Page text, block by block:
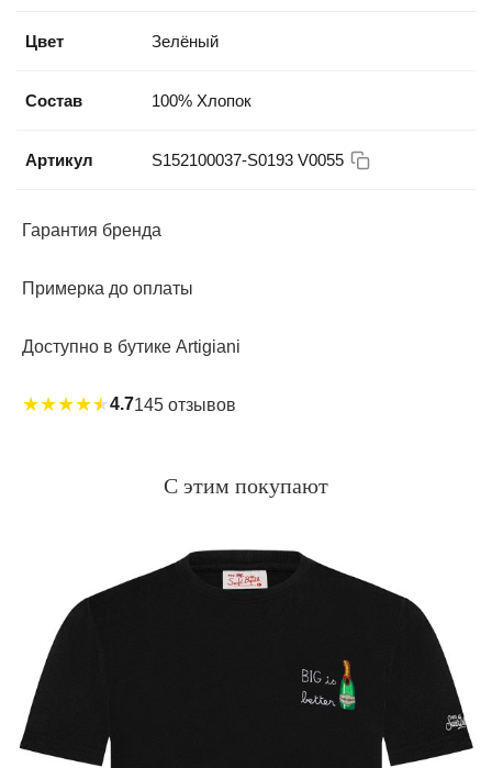
Цвет Зелёный
Состав 100% Хлопок
Артикул S152100037-S0193 V0055
Гарантия бренда
Примерка до оплаты
Доступно в бутике Artigiani
★★★★★4.7145 отзывов
С этим покупают